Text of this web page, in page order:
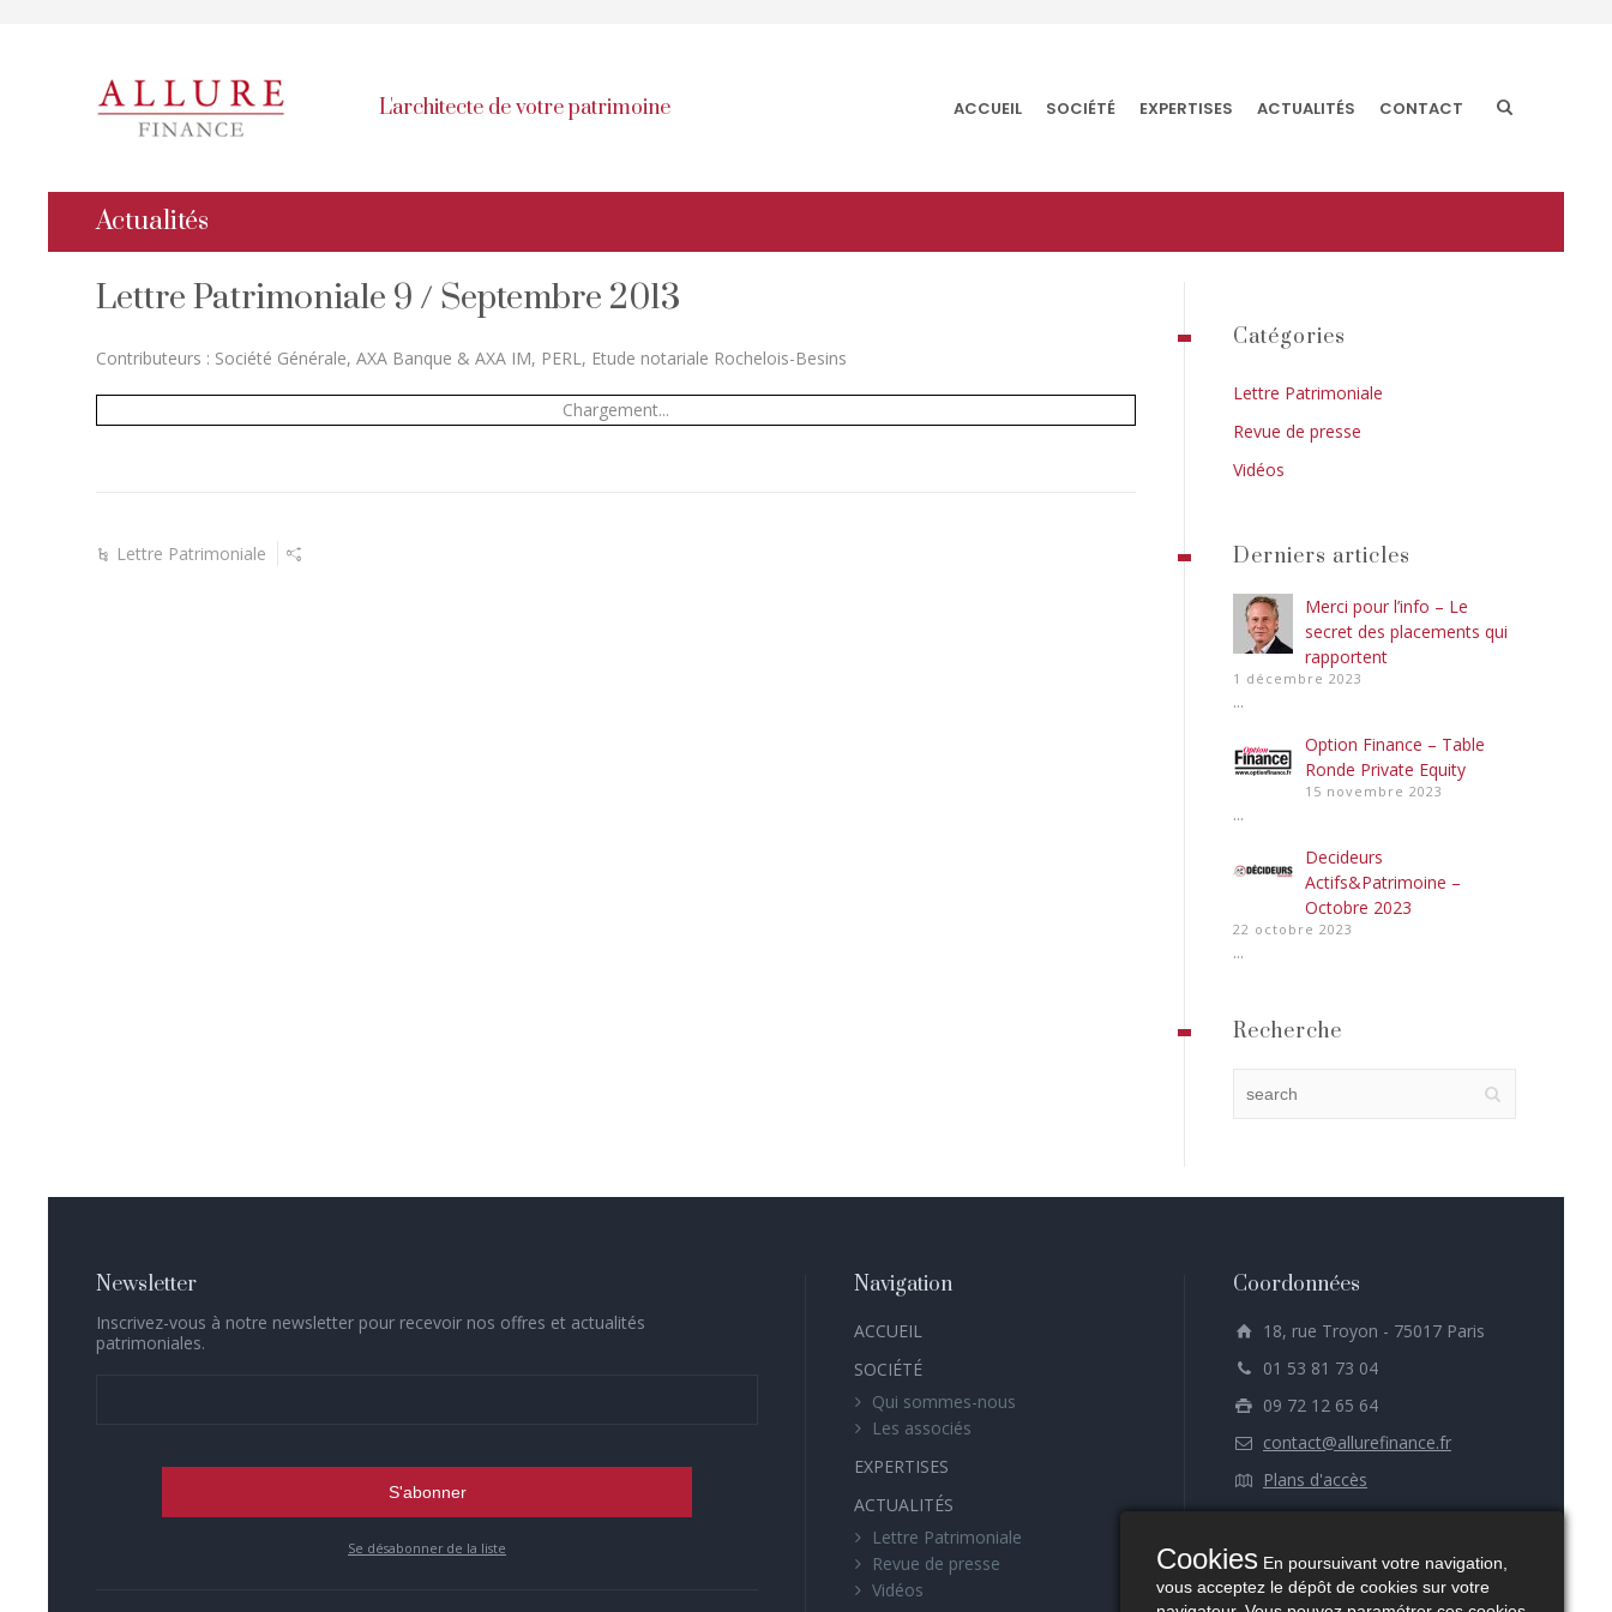
L'architecte de votre patrimoine ACCUEIL SOCIÉTÉ EXPERTISES ACTUALITÉS CONTACT
Actualités
Lettre Patrimoniale 9 / Septembre 2013
Contributeurs : Société Générale, AXA Banque & AXA IM, PERL, Etude notariale Rochelois-Besins
Chargement...
Lettre Patrimoniale
Catégories
Lettre Patrimoniale
Revue de presse
Vidéos
Derniers articles
Merci pour l’info – Le
secret des placements qui
rapportent
1 décembre 2023
...
Option Finance – Table
Ronde Private Equity
15 novembre 2023
...
Decideurs
Actifs&Patrimoine –
Octobre 2023
22 octobre 2023
...
Recherche
Newsletter
Inscrivez-vous à notre newsletter pour recevoir nos offres et actualités
patrimoniales.
Se désabonner de la liste
Navigation
ACCUEIL
SOCIÉTÉ
Qui sommes-nous
Les associés
EXPERTISES
ACTUALITÉS
Lettre Patrimoniale
Revue de presse
Vidéos
Coordonnées
18, rue Troyon - 75017 Paris
01 53 81 73 04
09 72 12 65 64
contact@allurefinance.fr
Plans d'accès
Cookies En poursuivant votre navigation,
vous acceptez le dépôt de cookies sur votre